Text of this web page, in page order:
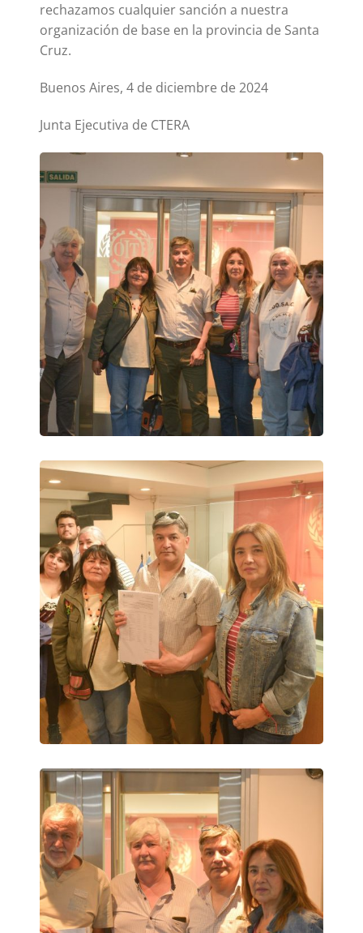
rechazamos cualquier sanción a nuestra
organización de base en la provincia de Santa
Cruz.
Buenos Aires, 4 de diciembre de 2024
Junta Ejecutiva de CTERA